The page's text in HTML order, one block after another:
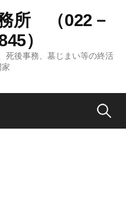
所 （022－
）
死後事務、墓じまい等の終活
検